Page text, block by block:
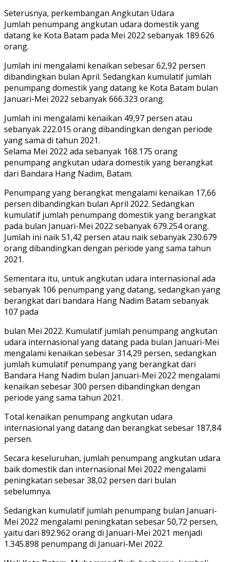
Seterusnya, perkembangan Angkutan Udara
Jumlah penumpang angkutan udara domestik yang
datang ke Kota Batam pada Mei 2022 sebanyak 189.626
orang.
Jumlah ini mengalami kenaikan sebesar 62,92 persen
dibandingkan bulan April. Sedangkan kumulatif jumlah
penumpang domestik yang datang ke Kota Batam bulan
Januari-Mei 2022 sebanyak 666.323 orang.
Jumlah ini mengalami kenaikan 49,97 persen atau
sebanyak 222.015 orang dibandingkan dengan periode
yang sama di tahun 2021.
Selama Mei 2022 ada sebanyak 168.175 orang
penumpang angkutan udara domestik yang berangkat
dari Bandara Hang Nadim, Batam.
Penumpang yang berangkat mengalami kenaikan 17,66
persen dibandingkan bulan April 2022. Sedangkan
kumulatif jumlah penumpang domestik yang berangkat
pada bulan Januari-Mei 2022 sebanyak 679.254 orang.
Jumlah ini naik 51,42 persen atau naik sebanyak 230.679
orang dibandingkan dengan periode yang sama tahun
2021.
Sementara itu, untuk angkutan udara internasional ada
sebanyak 106 penumpang yang datang, sedangkan yang
berangkat dari bandara Hang Nadim Batam sebanyak
107 pada
bulan Mei 2022. Kumulatif jumlah penumpang angkutan
udara internasional yang datang pada bulan Januari-Mei
mengalami kenaikan sebesar 314,29 persen, sedangkan
jumlah kumulatif penumpang yang berangkat dari
Bandara Hang Nadim bulan Januari-Mei 2022 mengalami
kenaikan sebesar 300 persen dibandingkan dengan
periode yang sama tahun 2021.
Total kenaikan penumpang angkutan udara
internasional yang datang dan berangkat sebesar 187,84
persen.
Secara keseluruhan, jumlah penumpang angkutan udara
baik domestik dan internasional Mei 2022 mengalami
peningkatan sebesar 38,02 persen dari bulan
sebelumnya.
Sedangkan kumulatif jumlah penumpang bulan Januari-
Mei 2022 mengalami peningkatan sebesar 50,72 persen,
yaitu dari 892.962 orang di Januari-Mei 2021 menjadi
1.345.898 penumpang di Januari-Mei 2022.